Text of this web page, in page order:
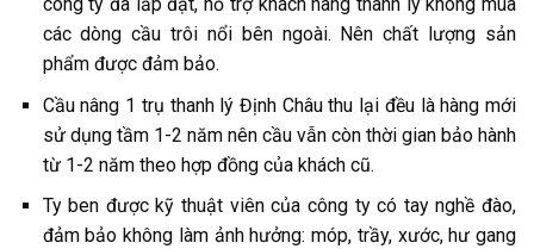
các dòng cầu trôi nổi bên ngoài. Nên chất lượng sản
phẩm được đảm bảo.
Cầu nâng 1 trụ thanh lý Định Châu thu lại đều là hàng mới
sử dụng tầm 1-2 năm nên cầu vẫn còn thời gian bảo hành
từ 1-2 năm theo hợp đồng của khách cũ.
Ty ben được kỹ thuật viên của công ty có tay nghề đào,
đảm bảo không làm ảnh hưởng: móp, trầy, xước, hư gang